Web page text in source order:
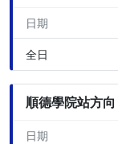
日期
全日
順德學院站方向
日期